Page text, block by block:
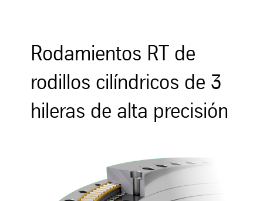
Rodamientos RT de
rodillos cilíndricos de 3
hileras de alta precisión